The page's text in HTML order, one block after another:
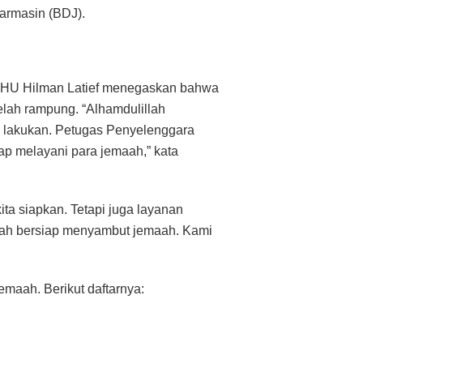
(BDJ).
Hilman Latief menegaskan bahwa
rampung. “Alhamdulillah
Petugas Penyelenggara
melayani para jemaah,” kata
siapkan. Tetapi juga layanan
bersiap menyambut jemaah. Kami
Berikut daftarnya: